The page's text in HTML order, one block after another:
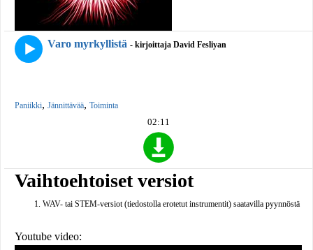
Varo myrkyllistä - kirjoittaja David Fesliyan
Paniikki, Jännittävää, Toiminta
02:11
Vaihtoehtoiset versiot
WAV- tai STEM-versiot (tiedostolla erotetut instrumentit) saatavilla pyynnöstä
Youtube video: